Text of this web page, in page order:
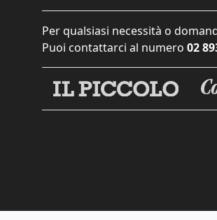
Per qualsiasi necessità o
Puoi contattarci al numero 02